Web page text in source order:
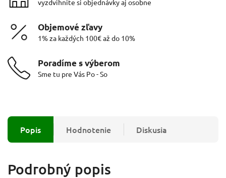
Objemové zľavy
1% za každých 100€ až do 10%
Poradíme s výberom
Sme tu pre Vás Po - So
Popis Hodnotenie Diskusia
Podrobný popis